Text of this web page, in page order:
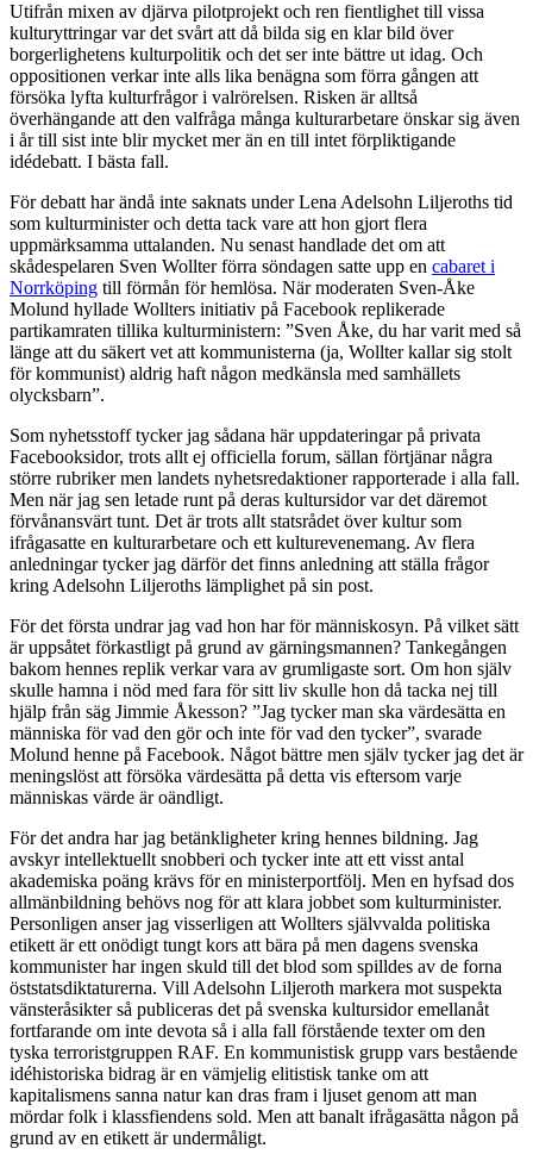
Utifrån mixen av djärva pilotprojekt och ren fientlighet till vissa
kulturyttringar var det svårt att då bilda sig en klar bild över
borgerlighetens kulturpolitik och det ser inte bättre ut idag. Och
oppositionen verkar inte alls lika benägna som förra gången att
försöka lyfta kulturfrågor i valrörelsen. Risken är alltså
överhängande att den valfråga många kulturarbetare önskar sig även
i år till sist inte blir mycket mer än en till intet förpliktigande
idédebatt. I bästa fall.
För debatt har ändå inte saknats under Lena Adelsohn Liljeroths tid
som kulturminister och detta tack vare att hon gjort flera
uppmärksamma uttalanden. Nu senast handlade det om att
skådespelaren Sven Wollter förra söndagen satte upp en cabaret i
Norrköping till förmån för hemlösa. När moderaten Sven-Åke
Molund hyllade Wollters initiativ på Facebook replikerade
partikamraten tillika kulturministern: ”Sven Åke, du har varit med så
länge att du säkert vet att kommunisterna (ja, Wollter kallar sig stolt
för kommunist) aldrig haft någon medkänsla med samhällets
olycksbarn”.
Som nyhetsstoff tycker jag sådana här uppdateringar på privata
Facebooksidor, trots allt ej officiella forum, sällan förtjänar några
större rubriker men landets nyhetsredaktioner rapporterade i alla fall.
Men när jag sen letade runt på deras kultursidor var det däremot
förvånansvärt tunt. Det är trots allt statsrådet över kultur som
ifrågasatte en kulturarbetare och ett kulturevenemang. Av flera
anledningar tycker jag därför det finns anledning att ställa frågor
kring Adelsohn Liljeroths lämplighet på sin post.
För det första undrar jag vad hon har för människosyn. På vilket sätt
är uppsåtet förkastligt på grund av gärningsmannen? Tankegången
bakom hennes replik verkar vara av grumligaste sort. Om hon själv
skulle hamna i nöd med fara för sitt liv skulle hon då tacka nej till
hjälp från säg Jimmie Åkesson? ”Jag tycker man ska värdesätta en
människa för vad den gör och inte för vad den tycker”, svarade
Molund henne på Facebook. Något bättre men själv tycker jag det är
meningslöst att försöka värdesätta på detta vis eftersom varje
människas värde är oändligt.
För det andra har jag betänkligheter kring hennes bildning. Jag
avskyr intellektuellt snobberi och tycker inte att ett visst antal
akademiska poäng krävs för en ministerportfölj. Men en hyfsad dos
allmänbildning behövs nog för att klara jobbet som kulturminister.
Personligen anser jag visserligen att Wollters självvalda politiska
etikett är ett onödigt tungt kors att bära på men dagens svenska
kommunister har ingen skuld till det blod som spilldes av de forna
öststatsdiktaturerna. Vill Adelsohn Liljeroth markera mot suspekta
vänsteråsikter så publiceras det på svenska kultursidor emellanåt
fortfarande om inte devota så i alla fall förstående texter om den
tyska terroristgruppen RAF. En kommunistisk grupp vars bestående
idéhistoriska bidrag är en vämjelig elitistisk tanke om att
kapitalismens sanna natur kan dras fram i ljuset genom att man
mördar folk i klassfiendens sold. Men att banalt ifrågasätta någon på
grund av en etikett är undermåligt.